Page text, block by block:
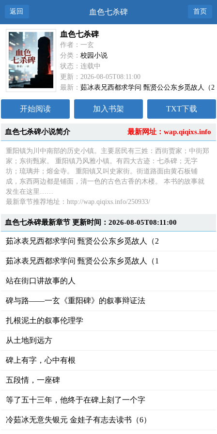
返回 血色七杀碑 首页
血色七杀碑
作者：一玄
分类：校园小说
状态：连载中
更新：2026-08-05T08:11:00
最新：茹冰表兄西都求学问 甄贤公公东乡觅故人（2
开始阅读 加入书架 TXT下载
最新网址：wap.qiqixs.info
血色七杀碑小说简介
重阳镇为川中南部的历史小镇。主要居民有三姓：西街贾家；中街郑
家；东街甄家。 重阳镇乃风雅小镇。有四大古迹：七杀碑；无字
坊；琉璃井；熔金寺。 重阳镇又叫史家街。街道路面由黄石板铺
成，东西两边都是铺面，清一色的古色古香的木楼。 本书的故事就
发生在这里……
最新章节推荐地址：http://wap.qiqixs.info/250933/
血色七杀碑最新章节 更新时间：2026-08-05T08:11:00
茹冰表兄西都求学问 甄贤公公东乡觅故人（2
茹冰表兄西都求学问 甄贤公公东乡觅故人（1
站在街口讲故事的人
碑与路——一玄《重阳碑》的叙事辩证法
扎根泥土的叙事伦理学
从土地到远方
碑上有字，心中有根
五段情，一座碑
等了五十三年，他终于在碑上刻了一个字
冷茹冰无意失银元 金娃子有志去读书（6）